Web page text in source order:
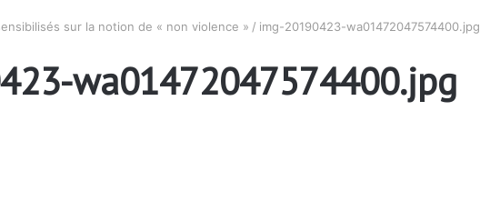
sur la notion de « non violence » / img-20190423-wa01472047574400.jpg
wa01472047574400.jpg